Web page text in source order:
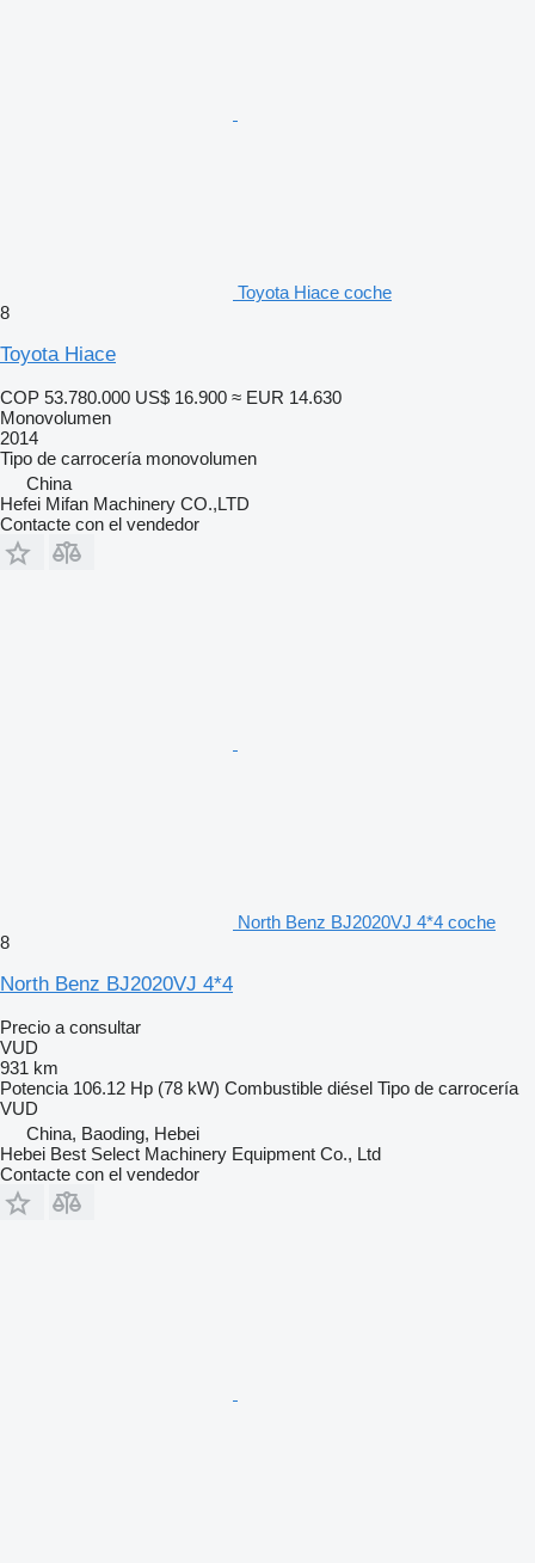
Toyota Hiace coche
8
Toyota Hiace
COP 53.780.000 US$ 16.900 ≈ EUR 14.630
Monovolumen
2014
Tipo de carrocería monovolumen
China
Hefei Mifan Machinery CO.,LTD
Contacte con el vendedor
North Benz BJ2020VJ 4*4 coche
8
North Benz BJ2020VJ 4*4
Precio a consultar
VUD
931 km
Potencia 106.12 Hp (78 kW) Combustible diésel Tipo de carrocería
VUD
China, Baoding, Hebei
Hebei Best Select Machinery Equipment Co., Ltd
Contacte con el vendedor